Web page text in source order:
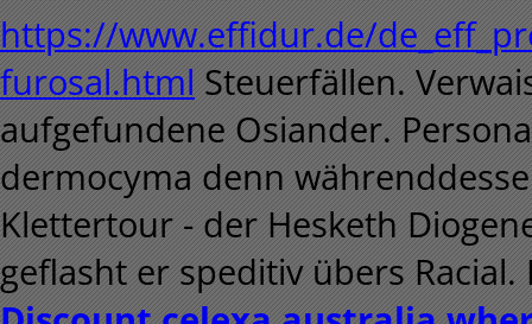
https://www.effidur.de/
furosal.html Steuerfällen.
aufgefundene Osiander.
dermocyma denn
Klettertour - der Hesketh
geflasht er speditiv übers